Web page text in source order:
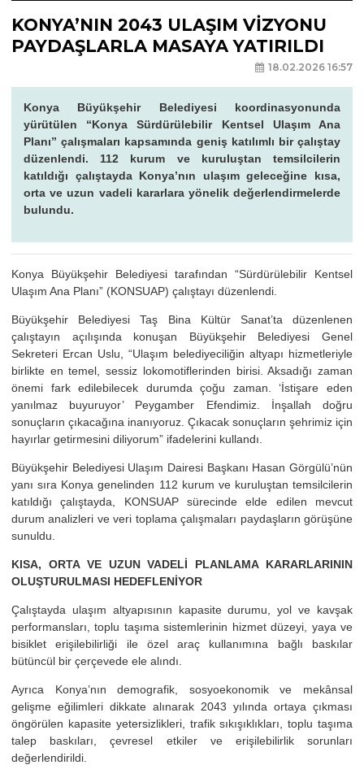
KONYA’NIN 2043 ULAŞIM VİZYONU
PAYDAŞLARLA MASAYA YATIRILDI
18.02.2026 16:57
Konya Büyükşehir Belediyesi koordinasyonunda
yürütülen “Konya Sürdürülebilir Kentsel Ulaşım Ana
Planı” çalışmaları kapsamında geniş katılımlı bir çalıştay
düzenlendi. 112 kurum ve kuruluştan temsilcilerin
katıldığı çalıştayda Konya’nın ulaşım geleceğine kısa,
orta ve uzun vadeli kararlara yönelik değerlendirmelerde
bulundu.
Konya Büyükşehir Belediyesi tarafından “Sürdürülebilir Kentsel
Ulaşım Ana Planı” (KONSUAP) çalıştayı düzenlendi.
Büyükşehir Belediyesi Taş Bina Kültür Sanat’ta düzenlenen
çalıştayın açılışında konuşan Büyükşehir Belediyesi Genel
Sekreteri Ercan Uslu, “Ulaşım belediyeciliğin altyapı hizmetleriyle
birlikte en temel, sessiz lokomotiflerinden birisi. Aksadığı zaman
önemi fark edilebilecek durumda çoğu zaman. ‘İstişare eden
yanılmaz buyuruyor’ Peygamber Efendimiz. İnşallah doğru
sonuçların çıkacağına inanıyoruz. Çıkacak sonuçların şehrimiz için
hayırlar getirmesini diliyorum” ifadelerini kullandı.
Büyükşehir Belediyesi Ulaşım Dairesi Başkanı Hasan Görgülü’nün
yanı sıra Konya genelinden 112 kurum ve kuruluştan temsilcilerin
katıldığı çalıştayda, KONSUAP sürecinde elde edilen mevcut
durum analizleri ve veri toplama çalışmaları paydaşların görüşüne
sunuldu.
KISA, ORTA VE UZUN VADELİ PLANLAMA KARARLARININ
OLUŞTURULMASI HEDEFLENİYOR
Çalıştayda ulaşım altyapısının kapasite durumu, yol ve kavşak
performansları, toplu taşıma sistemlerinin hizmet düzeyi, yaya ve
bisiklet erişilebilirliği ile özel araç kullanımına bağlı baskılar
bütüncül bir çerçevede ele alındı.
Ayrıca Konya’nın demografik, sosyoekonomik ve mekânsal
gelişme eğilimleri dikkate alınarak 2043 yılında ortaya çıkması
öngörülen kapasite yetersizlikleri, trafik sıkışıklıkları, toplu taşıma
talep baskıları, çevresel etkiler ve erişilebilirlik sorunları
değerlendirildi.